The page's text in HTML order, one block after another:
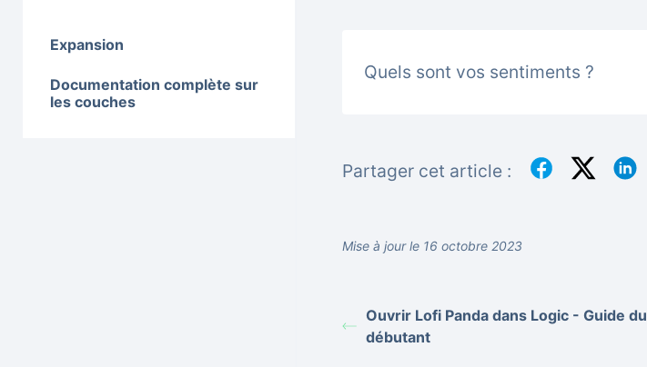
Expansion
Documentation complète sur
les couches
Quels sont vos sentiments ?
Partager cet article :
Mise à jour le 16 octobre 2023
Ouvrir Lofi Panda dans Logic - Guide du
débutant